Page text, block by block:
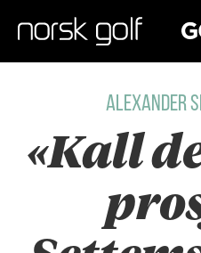
ALEXANDER
«Kall